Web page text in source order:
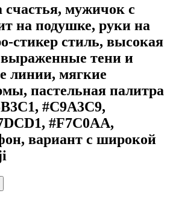
счастья, мужичок с
на подушке, руки на
стикер стиль, высокая
выраженные тени и
линии, мягкие
пастельная палитра
#C9A3C9,
#F7C0AA,
вариант с широкой